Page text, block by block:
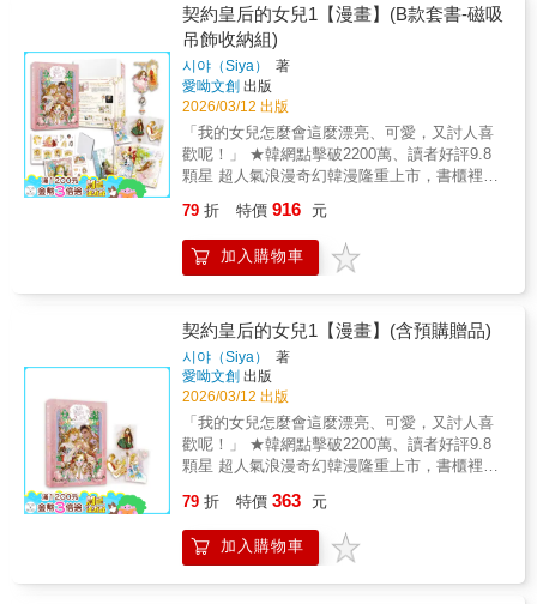
卡、磁吸串串壓克力吊飾、水晶浮雕轉印貼紙
（附天地蓋小方盒）……獨家精美周邊，限量
珍藏 ★ 隨書好禮大方送： 隨書贈送「莉莉，
我愛妳」精美留言卡 ★預購贈品： 「成為契約
家人」PVC透卡 尺寸：5.4x8.5cm PVC透卡一
組三款，莉莉卡、母親和皇帝陛下，一家三
口，缺一不可，限量珍藏 （數量有限，送完為
止） 契約皇后的女兒1【漫畫】(A款套書-閃底
印簽組)╱全彩漫畫第1集、明信片A組（1包3
張）、母女款雙閃徽章組（1組2款）、壓克力
絨銀卡票各1張）、預購贈品「成為契約家人」
PVC透卡（1組3張）備註：1. 贈品盒內含徽章
組、簽名板、鐳射票、明信片A組及預購贈品2.
出貨的商品就不再附贈3. 商品示意圖僅供參
考，實際印刷顏色及效果請以實品為準，謝謝
4. 閃底徽章表層上有燙金及燙銀，閃底印簽簽
名板的壓克力表層上有燙色，都是燙在表層，
若保存不當，因碰撞、磨擦、刮除、黏貼等因
素造成燙金磨損，恕無法退換5. 贈品盒等外包
裝為保護之用，若因運送產生些微碰撞、壓痕
=一、壓克力裱裝炫彩印簽簽名板尺寸：
13.8x19.8cm材質：PET、彩瓷閃底、表層有燙
色印簽、粉色流沙裱框母親重生後，莉莉卡終
於體會到母親懷抱的溫暖，母女兩人將攜手展
契約皇后的女兒1【漫畫】(B款套書-磁吸
吊飾收納組)
시야（Siya）
著
愛呦文創 出版
2026/03/12 出版
「我的女兒怎麼會這麼漂亮、可愛，又討人喜
歡呢！」 ★韓網點擊破2200萬、讀者好評9.8
顆星 超人氣浪漫奇幻韓漫隆重上市，書櫃裡不
負責拿可愛劇本？ 最會撫慰人心的少女，帶來
一場盛大又療癒的奇幻之旅 華麗插畫風格，每
一幀畫面都帶來極致視覺饗宴 ★同步推出兩大
卡、磁吸串串壓克力吊飾、水晶浮雕轉印貼紙
（附天地蓋小方盒）……獨家精美周邊，限量
珍藏 ★ 隨書好禮大方送： 隨書贈送「莉莉，
我愛妳」精美留言卡 ★預購贈品： 「成為契約
家人」PVC透卡 尺寸：5.4x8.5cm PVC透卡一
組三款，莉莉卡、母親和皇帝陛下，一家三
口，缺一不可，限量珍藏 （數量有限，送完為
止） 契約皇后的女兒1【漫畫】(B款套書-磁吸
吊飾收納組)╱全彩漫畫第1集、明信片B組（1
貼紙（1組2款）、附天地蓋白色方盒、預購贈
品「成為契約家人」PVC透卡（1組3張）備
註：1. 贈品盒內含磁吸吊飾、轉印貼紙、小方
79 折 特價 916 元
加入購物車
契約皇后的女兒1【漫畫】(含預購贈品)
시야（Siya）
著
愛呦文創 出版
2026/03/12 出版
「我的女兒怎麼會這麼漂亮、可愛，又討人喜
歡呢！」 ★韓網點擊破2200萬、讀者好評9.8
顆星 超人氣浪漫奇幻韓漫隆重上市，書櫃裡不
負責拿可愛劇本？ 最會撫慰人心的少女，帶來
一場盛大又療癒的奇幻之旅 華麗插畫風格，每
一幀畫面都帶來極致視覺饗宴 ★同步推出兩大
79 折 特價 363 元
加入購物車